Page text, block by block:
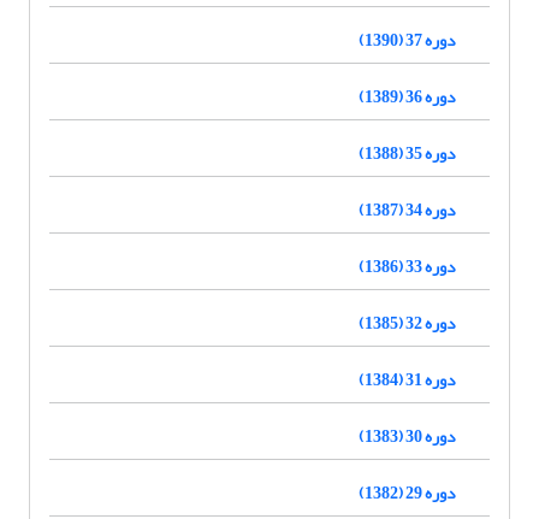
دوره 37 (1390)
دوره 36 (1389)
دوره 35 (1388)
دوره 34 (1387)
دوره 33 (1386)
دوره 32 (1385)
دوره 31 (1384)
دوره 30 (1383)
دوره 29 (1382)